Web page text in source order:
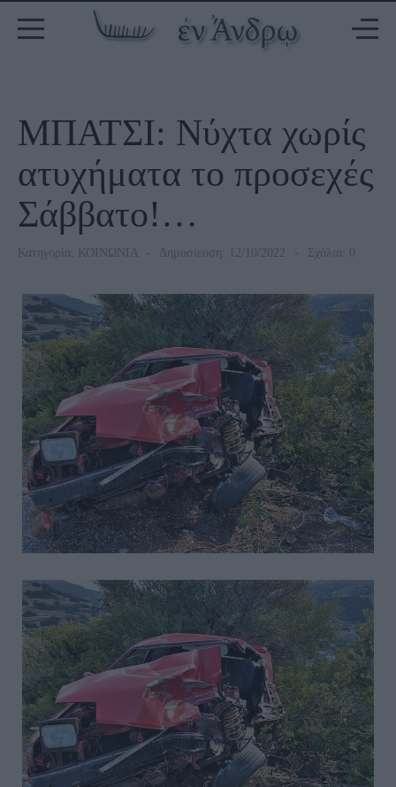
ΜΠΑΤΣΙ: Νύχτα χωρίς
ατυχήματα το προσεχές
Σάββατο!…
Κατηγορία: ΚΟΙΝΩΝΙΑ Δημοσίευση: 12/10/2022 Σχόλια: 0